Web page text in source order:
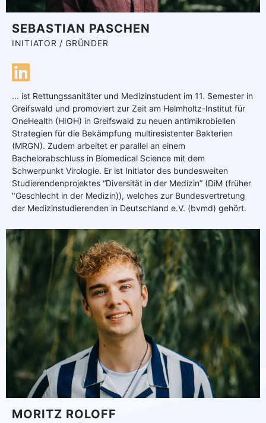
SEBASTIAN PASCHEN
INITIATOR / GRÜNDER
... ist Rettungssanitäter und Medizinstudent im 11. Semester in
Greifswald und promoviert zur Zeit am Helmholtz-Institut für
OneHealth (HIOH) in Greifswald zu neuen antimikrobiellen
Strategien für die Bekämpfung multiresistenter Bakterien
(MRGN). Zudem arbeitet er parallel an einem
Bachelorabschluss in Biomedical Science mit dem
Schwerpunkt Virologie. Er ist Initiator des bundesweiten
Studierendenprojektes “Diversität in der Medizin” (DiM (früher
"Geschlecht in der Medizin)), welches zur Bundesvertretung
der Medizinstudierenden in Deutschland e.V. (bvmd) gehört.
MORITZ ROLOFF